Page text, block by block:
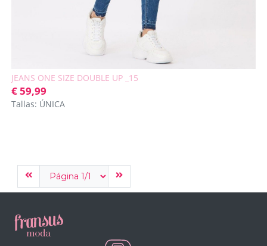
JEANS ONE SIZE DOUBLE UP _15
€ 59,99
Tallas: ÚNICA